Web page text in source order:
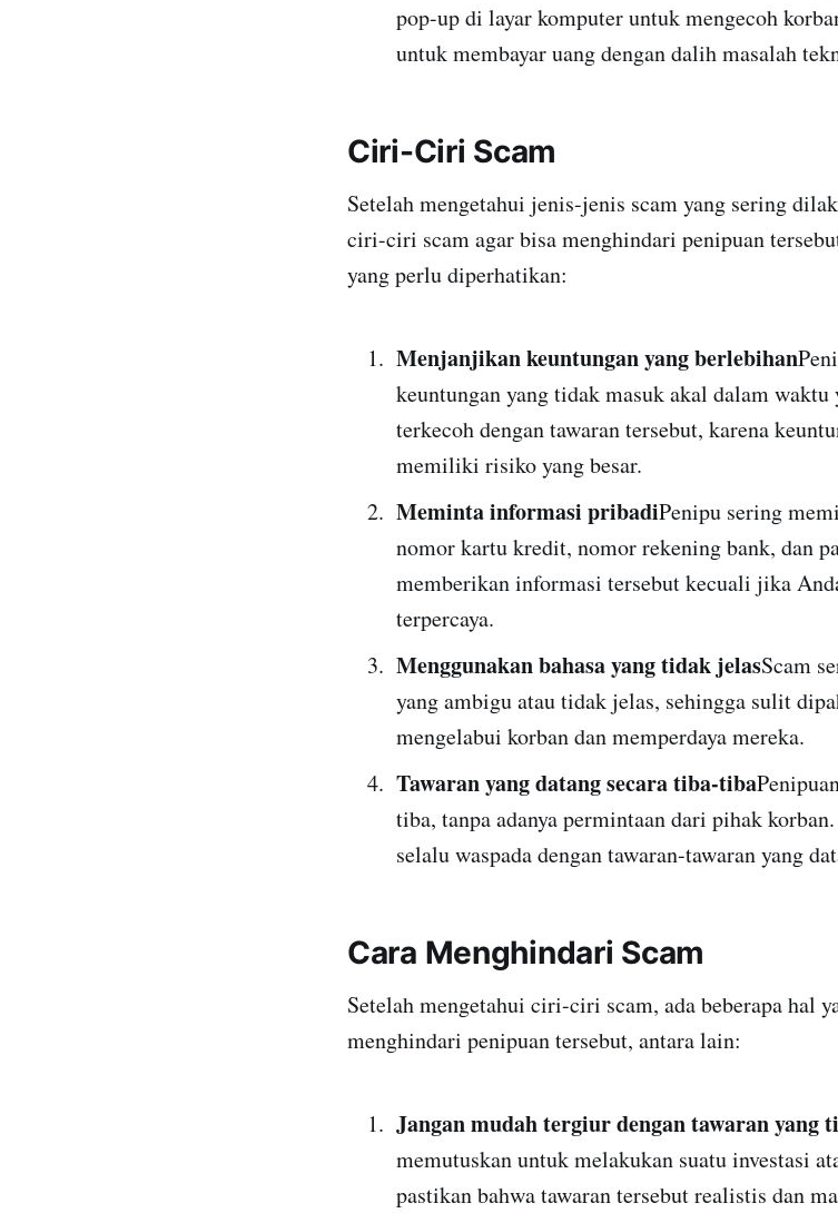
pop-up di layar komputer untuk mengecoh
untuk membayar uang dengan dalih masalah
Ciri-Ciri Scam
Setelah mengetahui jenis-jenis scam yang sering
ciri-ciri scam agar bisa menghindari penipuan
yang perlu diperhatikan:
Menjanjikan keuntungan yang berlebihan
keuntungan yang tidak masuk akal dalam waktu
terkecoh dengan tawaran tersebut, karena
memiliki risiko yang besar.
Meminta informasi pribadiPenipu sering
nomor kartu kredit, nomor rekening bank, dan
memberikan informasi tersebut kecuali jika
terpercaya.
Menggunakan bahasa yang tidak jelasScam
yang ambigu atau tidak jelas, sehingga sulit
mengelabui korban dan memperdaya mereka.
Tawaran yang datang secara tiba-tiba
tiba, tanpa adanya permintaan dari pihak
selalu waspada dengan tawaran-tawaran yang
Cara Menghindari Scam
Setelah mengetahui ciri-ciri scam, ada beberapa hal
menghindari penipuan tersebut, antara lain:
Jangan mudah tergiur dengan tawaran yang
memutuskan untuk melakukan suatu investasi
pastikan bahwa tawaran tersebut realistis dan